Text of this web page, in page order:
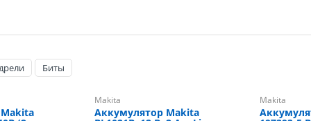
10,8 В
0-450/0-1700 об/мин
Биты
Makita
Аккумулятор Makita
Makita